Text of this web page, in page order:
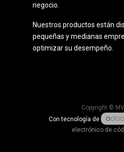
negocio.
Nuestros productos están
pequeñas y medianas
optimizar su desempeño.
Copyright ©
Con tecnología de
electrónico de